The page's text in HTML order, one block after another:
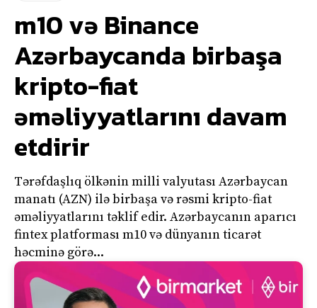
m10 və Binance
Azərbaycanda birbaşa
kripto-fiat
əməliyyatlarını davam
etdirir
Tərəfdaşlıq ölkənin milli valyutası Azərbaycan
manatı (AZN) ilə birbaşa və rəsmi kripto-fiat
əməliyyatlarını təklif edir. Azərbaycanın aparıcı
fintex platforması m10 və dünyanın ticarət
həcminə görə...